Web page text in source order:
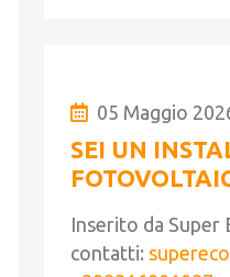
05 Maggio
SEI UN
Inserito da Super
contatti: